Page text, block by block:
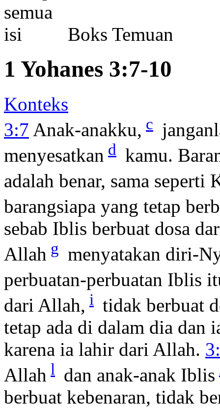
Boks Temuan
1 Yohanes 3:7-10
Konteks
3:7 Anak-anakku, c
menyesatkan d kamu.
adalah benar, sama seperti
barangsiapa yang tetap
sebab Iblis berbuat dosa
Allah g menyatakan diri-
perbuatan-perbuatan Iblis
dari Allah, i tidak berbuat
tetap ada di dalam dia dan
karena ia lahir dari Allah.
Allah l dan anak-anak Iblis
berbuat kebenaran, tidak